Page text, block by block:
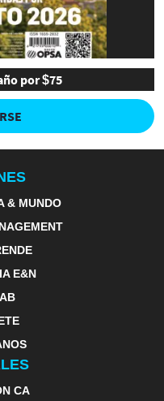
por $75
& MUNDO
E&N
CA